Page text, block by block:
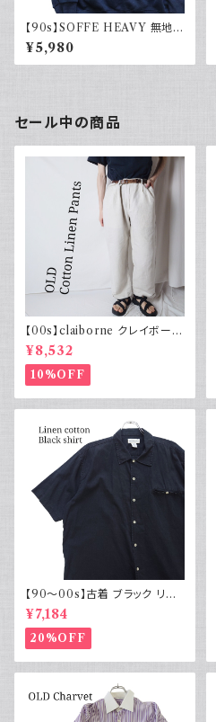
【90s】SOFFE HEAVY 無地ス
ウェット Plain sweatshirt 90
年代 古着 USA製
¥5,980
セール中の商品
【00s】claiborne クレイボーン
リネンコットンパンツ ツータック
¥8,532
10%OFF
【90～00s】古着 ブラック リネ
ンコットンシャツ 黒 ボックスシ
ルエット
¥7,184
20%OFF